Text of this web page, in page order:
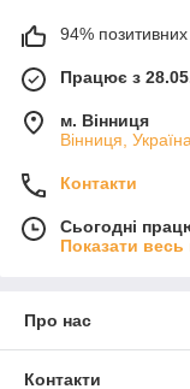
94% позитивних
Працює з
м. Вінниця
Вінниця, Україна
Контакти
Сьогодні
Показати весь
Про нас
Контакти